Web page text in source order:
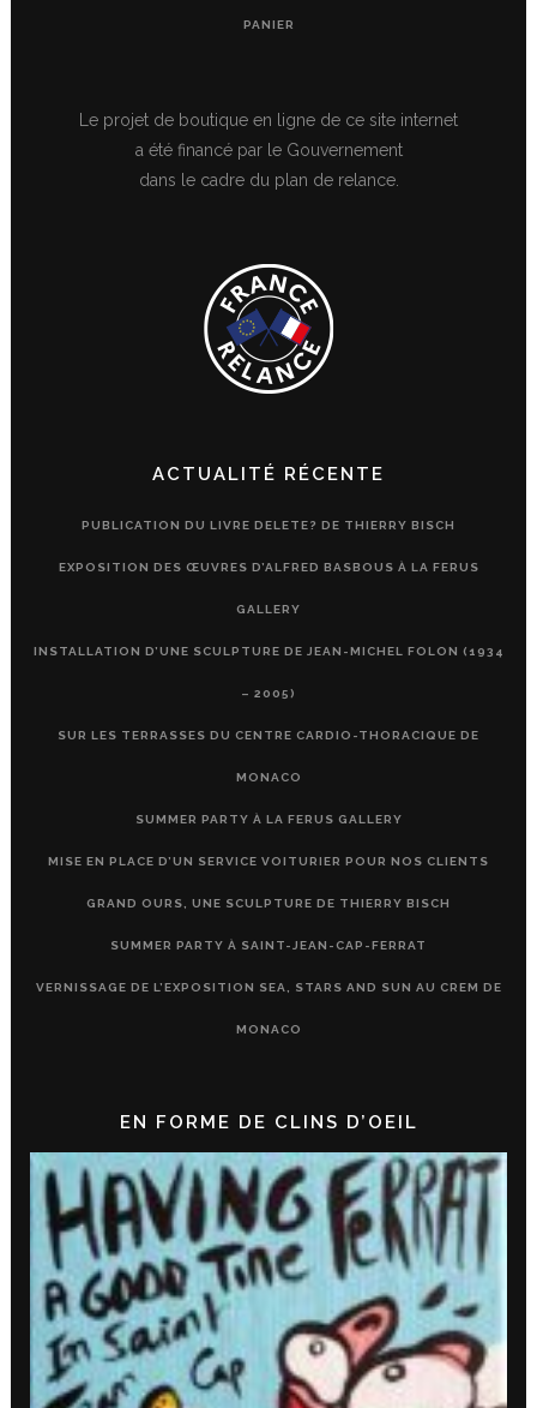
PANIER
Le projet de boutique en ligne de ce site internet
a été financé par le Gouvernement
dans le cadre du plan de relance.
ACTUALITÉ RÉCENTE
PUBLICATION DU LIVRE DELETE? DE THIERRY BISCH
EXPOSITION DES ŒUVRES D’ALFRED BASBOUS À LA FERUS
GALLERY
INSTALLATION D’UNE SCULPTURE DE JEAN-MICHEL FOLON (1934
– 2005)
SUR LES TERRASSES DU CENTRE CARDIO-THORACIQUE DE
MONACO
SUMMER PARTY À LA FERUS GALLERY
MISE EN PLACE D’UN SERVICE VOITURIER POUR NOS CLIENTS
GRAND OURS, UNE SCULPTURE DE THIERRY BISCH
SUMMER PARTY À SAINT-JEAN-CAP-FERRAT
VERNISSAGE DE L’EXPOSITION SEA, STARS AND SUN AU CREM DE
MONACO
EN FORME DE CLINS D’OEIL